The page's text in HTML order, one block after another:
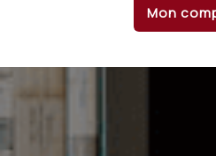
Mon